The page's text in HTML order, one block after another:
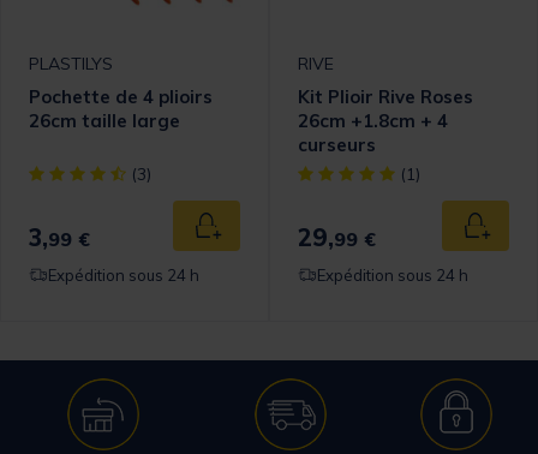
Rating
panier
PLASTILYS
Pochette de 4 plioirs
26cm taille large
[object Object] out of 5 Customer Rating
(3)
3,99 € Ajouter au panier
Expédition sous 24 h
RIVE
Kit Plioir Rive Roses
26cm +1.8cm + 4
curseurs
[object Object] out of 5
(1)
29,99 €
Expédition sous 24 h